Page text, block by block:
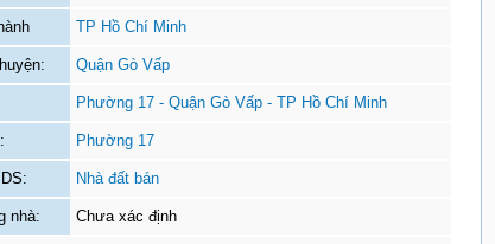
TP Hồ Chí Minh
Quận Gò Vấp
Phường 17 - Quận Gò Vấp - TP Hồ Chí Minh
Phường 17
Nhà đất bán
nhà: Chưa xác định